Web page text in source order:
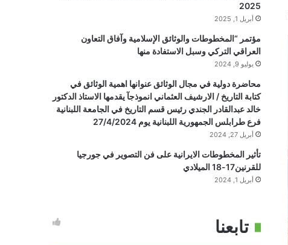
2025
أبريل 1, 2025
مؤتمر “المخطوطات والوثائق الإسلامية وآفاق التعاون
العراقي التركي وسبل الاستفادة منها
يوليو 9, 2024
محاضرة دولية في مجال الوثائق عنوانها اهمية الوثائق في
كتابة التاريخ / الارشيف العثماني انموذجآ يقدمها الاستاذ الدكتور
خالد عبدالقادر الجندي رئيس قسم التاريخ في الجامعة اللبنانية
فرع طرابلس الجمهورية اللبنانية يوم 27/4/2024
أبريل 27, 2024
تأثير المخطوطات الايرانية على فن التصوير في جورجيا
للقرنين17-18 الميلادي
أبريل 1, 2024
تابعنا